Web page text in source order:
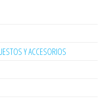
Y ACCESORIOS